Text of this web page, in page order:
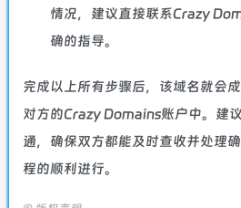
情况，建议直接联系Crazy
确的指导。
完成以上所有步骤后，该域名就会
对方的Crazy Domains账户中。建
通，确保双方都能及时查收并处理
程的顺利进行。